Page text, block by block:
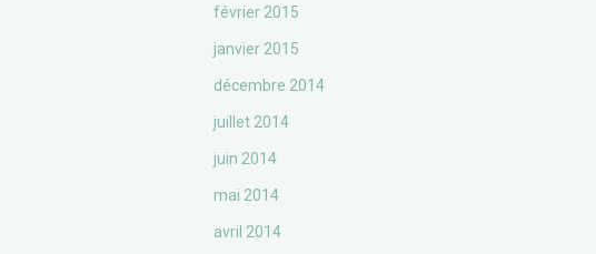
février 2015
janvier 2015
décembre 2014
juillet 2014
juin 2014
mai 2014
avril 2014